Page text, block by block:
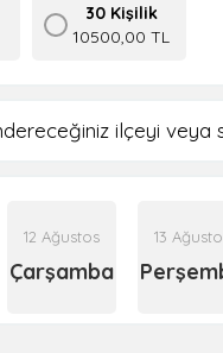
30 Kişilik
10500,00 TL
12 Ağustos
Çarşamba
13